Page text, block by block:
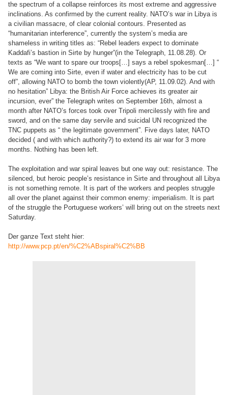
the spectrum of a collapse reinforces its most extreme and aggressive
inclinations. As confirmed by the current reality. NATO’s war in Libya is
a civilian massacre, of clear colonial contours. Presented as
“humanitarian interference”, currently the system’s media are
shameless in writing titles as: “Rebel leaders expect to dominate
Kaddafi’s bastion in Sirte by hunger”(in the Telegraph, 11.08.28). Or
texts as “We want to spare our troops[…] says a rebel spokesman[…] “
We are coming into Sirte, even if water and electricity has to be cut
off”, allowing NATO to bomb the town violently(AP, 11.09.02). And with
no hesitation” Libya: the British Air Force achieves its greater air
incursion, ever” the Telegraph writes on September 16th, almost a
month after NATO’s forces took over Tripoli mercilessly with fire and
sword, and on the same day servile and suicidal UN recognized the
TNC puppets as “ the legitimate government”. Five days later, NATO
decided ( and with which authority?) to extend its air war for 3 more
months. Nothing has been left.
The exploitation and war spiral leaves but one way out: resistance. The
silenced, but heroic people’s resistance in Sirte and throughout all Libya
is not something remote. It is part of the workers and peoples struggle
all over the planet against their common enemy: imperialism. It is part
of the struggle the Portuguese workers’ will bring out on the streets next
Saturday.
Der ganze Text steht hier:
http://www.pcp.pt/en/%C2%ABspiral%C2%BB